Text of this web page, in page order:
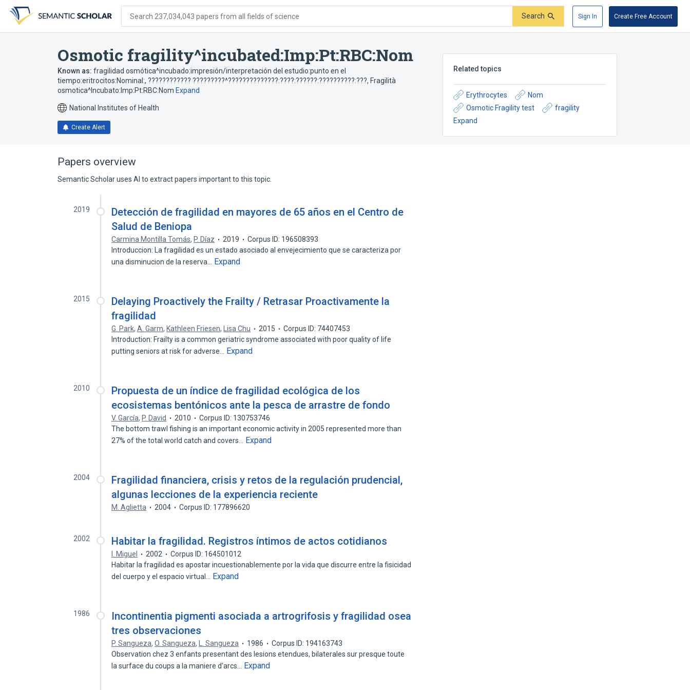
search
form
content
account
menu
Search 237,034,043 papers from all fields of science Search Sign In Create Free Account
Osmotic fragility^incubated:Imp:Pt:RBC:Nom
Known as: fragilidad osmótica^incubado:impresión/interpretación del estudio:punto en el
tiempo:eritrocitos:Nominal:, ???????????? ?????????^??????????????:????:??????:??????????:???, Fragilità
osmotica^Incubato:Imp:Pt:RBC:Nom Expand
National Institutes of Health
Create Alert
Related topics
Erythrocytes
Nom
Osmotic Fragility test
fragility
Expand
Papers overview
Semantic Scholar uses AI to extract papers important to this topic.
2019
Detección de fragilidad en mayores de 65 años en el Centro de
Salud de Beniopa
Carmina Montilla Tomás, P. Díaz 2019
Corpus ID: 196508393
Introduccion: La fragilidad es un estado asociado al envejecimiento que se caracteriza por
una disminucion de la reserva…
Expand
2015
Delaying Proactively the Frailty / Retrasar Proactivamente la
fragilidad
G. Park,A. Garm, Kathleen Friesen, Lisa Chu 2015
Corpus ID: 74407453
Introduction: Frailty is a common geriatric syndrome associated with poor quality of life
putting seniors at risk for adverse…
Expand
2010
Propuesta de un índice de fragilidad ecológica de los
ecosistemas bentónicos ante la pesca de arrastre de fondo
V. García, P. David 2010
Corpus ID: 130753746
The bottom trawl fishing is an important economic activity in 2005 represented more than
27% of the total world catch and covers…
Expand
2004
Fragilidad financiera, crisis y retos de la regulación prudencial,
algunas lecciones de la experiencia reciente
M. Aglietta 2004 Corpus ID: 177896620
2002 Habitar la fragilidad. Registros íntimos de actos cotidianos
I. Miguel 2002
Corpus ID: 164501012
Habitar la fragilidad es apostar incuestionablemente por la vida que discurre entre la fisicidad
del cuerpo y el espacio virtual…
Expand
1986
Incontinentia pigmenti asociada a artrogrifosis y fragilidad osea
tres observaciones
P. Sangueza,O. Sangueza, L. Sangueza 1986
Corpus ID: 194163743
Observation chez 3 enfants presentant des lesions etendues, bilaterales sur presque toute
la surface du coups a la maniere d'arcs…
Expand